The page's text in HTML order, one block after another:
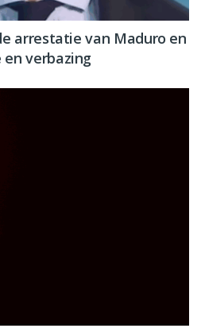
arrestatie van Maduro en
verbazing